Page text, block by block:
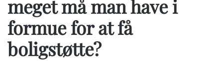
meget må man have i
formue for at få
boligstøtte?